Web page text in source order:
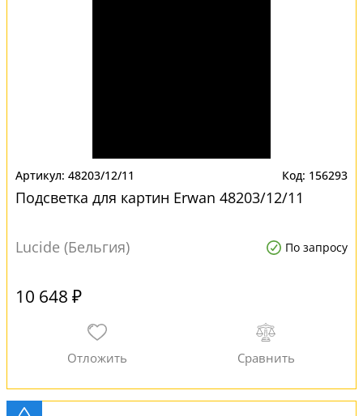
48203/12/11 156293
Подсветка для картин Erwan 48203/12/11
Lucide (Бельгия) По запросу
10 648 ₽